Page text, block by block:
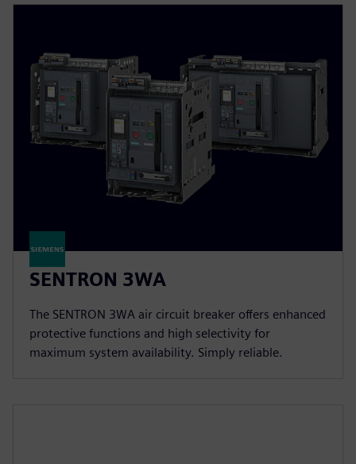
SENTRON 3WA
The SENTRON 3WA air circuit breaker offers enhanced
protective functions and high selectivity for
maximum system availability. Simply reliable.